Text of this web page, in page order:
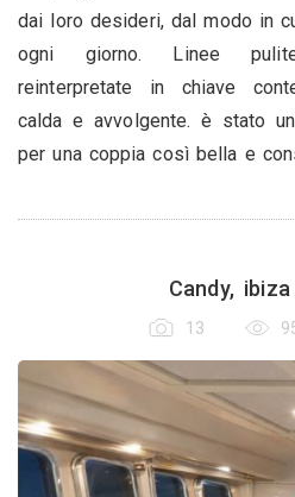
dai loro desideri, dal modo in
ogni giorno. Linee
reinterpretate in chiave
calda e avvolgente. è stato
per una coppia così bella e
Candy,
13